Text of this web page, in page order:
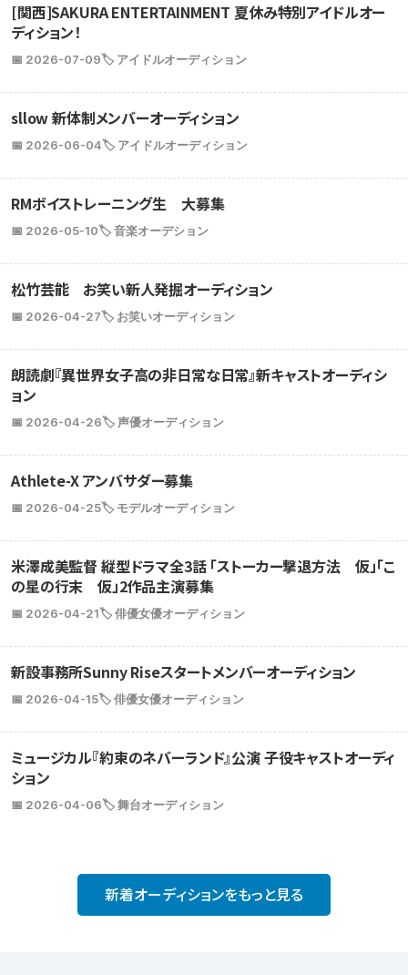
[関西]SAKURA ENTERTAINMENT 夏休み特別アイドルオー
ディション！
📅 2026-07-09🏷️ アイドルオーディション
sllow 新体制メンバーオーディション
📅 2026-06-04🏷️ アイドルオーディション
RMボイストレーニング生 大募集
📅 2026-05-10🏷️ 音楽オーデション
松竹芸能 お笑い新人発掘オーディション
📅 2026-04-27🏷️ お笑いオーディション
朗読劇『異世界女子高の非日常な日常』新キャストオーディシ
ョン
📅 2026-04-26🏷️ 声優オーディション
Athlete-X アンバサダー募集
📅 2026-04-25🏷️ モデルオーディション
米澤成美監督 縦型ドラマ全3話 「ストーカー撃退方法 仮」「こ
の星の行末 仮」2作品主演募集
📅 2026-04-21🏷️ 俳優女優オーディション
新設事務所Sunny Riseスタートメンバーオーディション
📅 2026-04-15🏷️ 俳優女優オーディション
ミュージカル『約束のネバーランド』公演 子役キャストオーディ
ション
📅 2026-04-06🏷️ 舞台オーディション
新着オーディションをもっと見る